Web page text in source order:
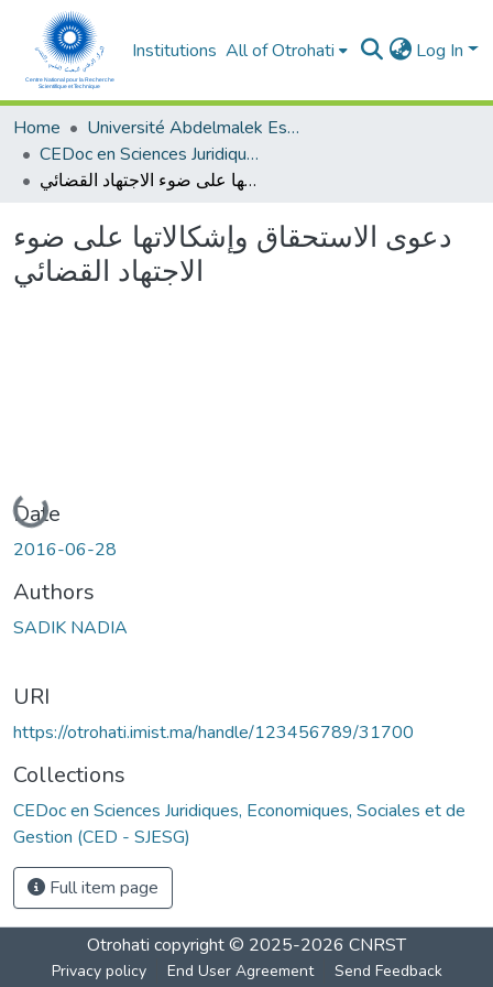
Institutions All of Otrohati Log In
Home
Université Abdelmalek Essaâdi - Tétouan
CEDoc en Sciences Juridiques, Economiques, Sociales et de Gestion (CED - SJESG)
دعوى الاستحقاق وإشكالاتها على ضوء الاجتهاد القضائي
دعوى الاستحقاق وإشكالاتها على ضوء
الاجتهاد القضائي
Loading...
Date
2016-06-28
Authors
SADIK NADIA
URI
https://otrohati.imist.ma/handle/123456789/31700
Collections
CEDoc en Sciences Juridiques, Economiques, Sociales et de
Gestion (CED - SJESG)
Full item page
Otrohati copyright © 2025-2026 CNRST
Privacy policy End User Agreement Send Feedback